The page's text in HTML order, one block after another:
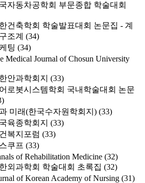
자동차공학회 부문종합 학술대회
건축학회 학술발표대회 논문집 - 계
조계 (34)
팅 (34)
Medical Journal of Chosun University
안과학회지 (33)
로봇시스템학회 국내학술대회 논문
미래(한국수자원학회지) (33)
육종학회지 (33)
복지포럼 (33)
쿠프 (33)
of Rehabilitation Medicine (32)
외과학회 학술대회 초록집 (32)
of Korean Academy of Nursing (31)